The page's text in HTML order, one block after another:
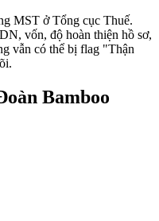
MST ở Tổng cục Thuế.
vốn, độ hoàn thiện hồ sơ,
vẫn có thể bị flag "Thận
Bamboo